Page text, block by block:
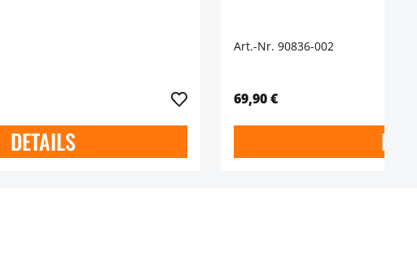
DETAILS
Art.-Nr. 90836-002
69,90 €